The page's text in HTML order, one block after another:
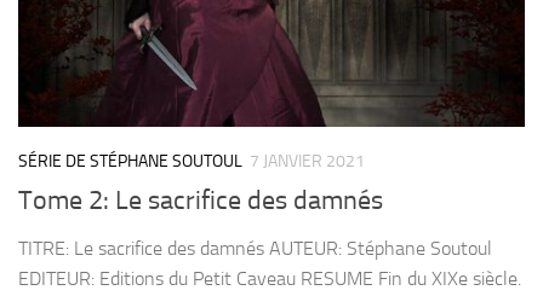
SÉRIE DE STÉPHANE SOUTOUL 7 JANVIER 2021
Tome 2: Le sacrifice des damnés
TITRE: Le sacrifice des damnés AUTEUR: Stéphane Soutoul
EDITEUR: Editions du Petit Caveau RESUME Fin du XIXe siècle.